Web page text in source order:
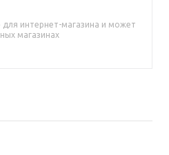
для интернет-магазина и может
магазинах